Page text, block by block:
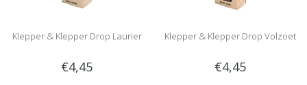
Klepper & Klepper Drop Laurier
€4,45
Klepper & Klepper Drop Volzoet
€4,45